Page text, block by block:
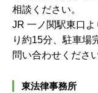
相談ください。
JR 一ノ関駅東口
り約15分、駐車場
問い合わせください
東法律事務所